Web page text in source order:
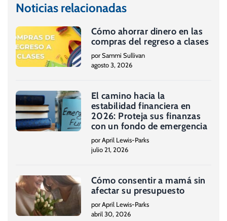
Noticias relacionadas
Cómo ahorrar dinero en las
compras del regreso a clases
por Sammi Sullivan
agosto 3, 2026
El camino hacia la
estabilidad financiera en
2026: Proteja sus finanzas
con un fondo de emergencia
por April Lewis-Parks
julio 21, 2026
Cómo consentir a mamá sin
afectar su presupuesto
por April Lewis-Parks
abril 30, 2026